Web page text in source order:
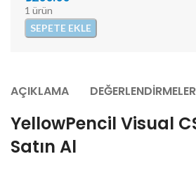
1 ürün
SEPETE EKLE
AÇIKLAMA
YellowPencil Visual
Satın Al